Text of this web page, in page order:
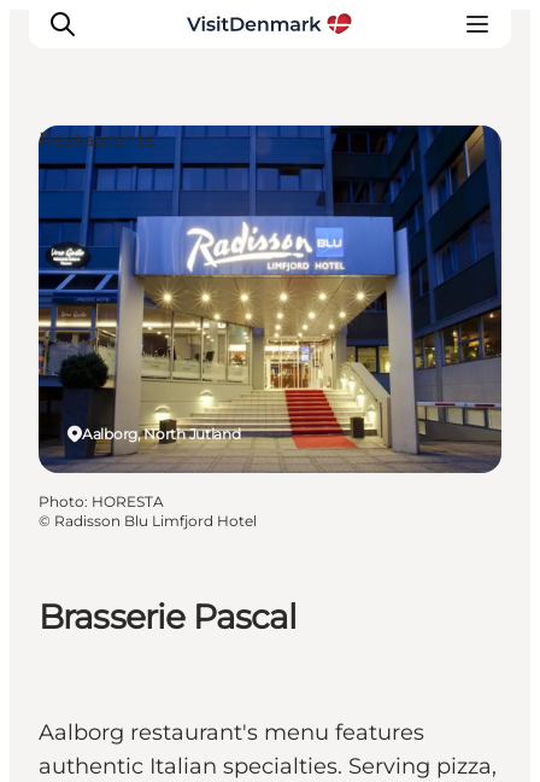
Inspirations
Destinations
Quoi faire
Hébergements
Planifiez votre voyage
Brasserie Pascal
Aalborg restaurant's menu features
authentic Italian specialties. Serving pizza,
Aalborg, North Jutland
Restaurants
Photo: HORESTA
© Radisson Blu Limfjord Hotel